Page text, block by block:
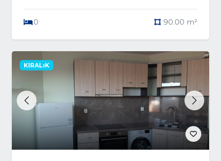
0 90.00 m²
Previous Next
KIRALıK